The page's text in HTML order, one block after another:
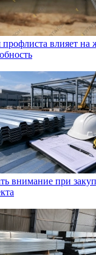
влияет на
внимание при